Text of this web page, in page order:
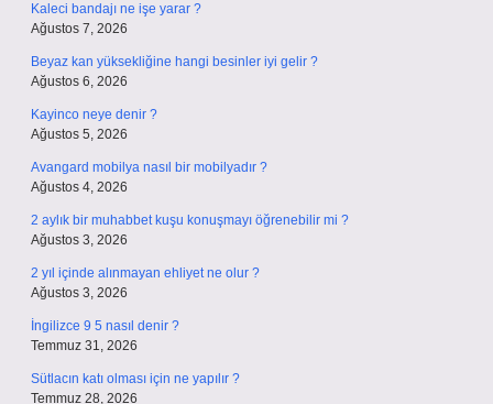
Kaleci bandajı ne işe yarar ?
Ağustos 7, 2026
Beyaz kan yüksekliğine hangi besinler iyi gelir ?
Ağustos 6, 2026
Kayinco neye denir ?
Ağustos 5, 2026
Avangard mobilya nasıl bir mobilyadır ?
Ağustos 4, 2026
2 aylık bir muhabbet kuşu konuşmayı öğrenebilir mi ?
Ağustos 3, 2026
2 yıl içinde alınmayan ehliyet ne olur ?
Ağustos 3, 2026
İngilizce 9 5 nasıl denir ?
Temmuz 31, 2026
Sütlacın katı olması için ne yapılır ?
Temmuz 28, 2026